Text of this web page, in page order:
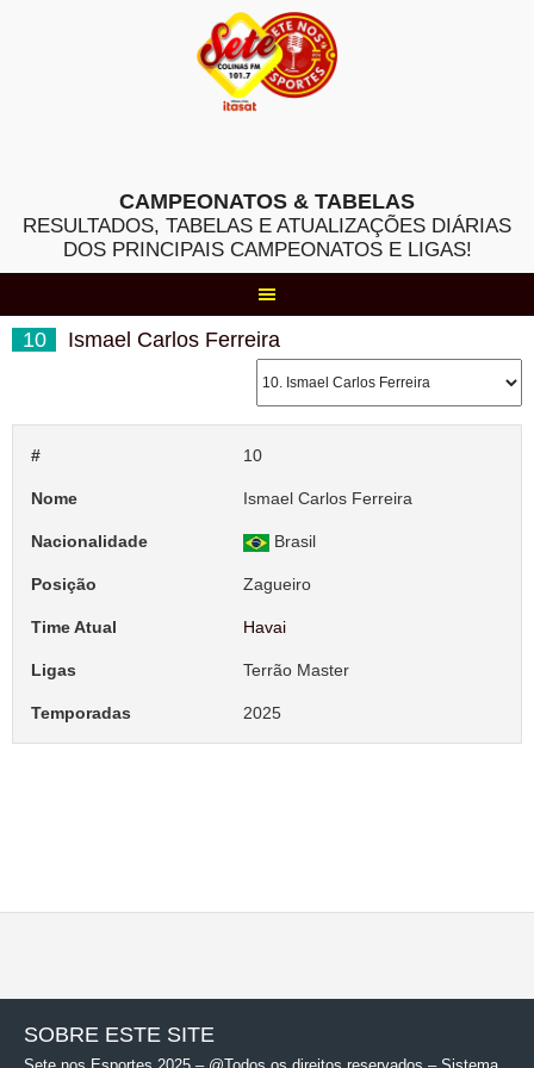
CAMPEONATOS & TABELAS
RESULTADOS, TABELAS E ATUALIZAÇÕES DIÁRIAS
DOS PRINCIPAIS CAMPEONATOS E LIGAS!
10 Ismael Carlos Ferreira
# 10
Nome Ismael Carlos Ferreira
Nacionalidade Brasil
Posição Zagueiro
Time Atual Havai
Ligas Terrão Master
Temporadas 2025
SOBRE ESTE SITE